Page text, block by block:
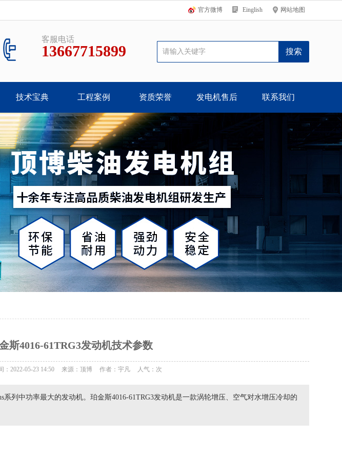
官方微博 Einglish 网站地图
客服电话
13667715899
技术宝典 工程案例 资质荣誉 发电机售后 联系我们
斯4016-61TRG3发动机技术参数
：2022-05-23 14:50 来源：顶博 作者：宇凡 人气： 次
系列中功率最大的发动机。珀金斯4016-61TRG3发动机是一款涡轮增压、空气对水增压冷却的